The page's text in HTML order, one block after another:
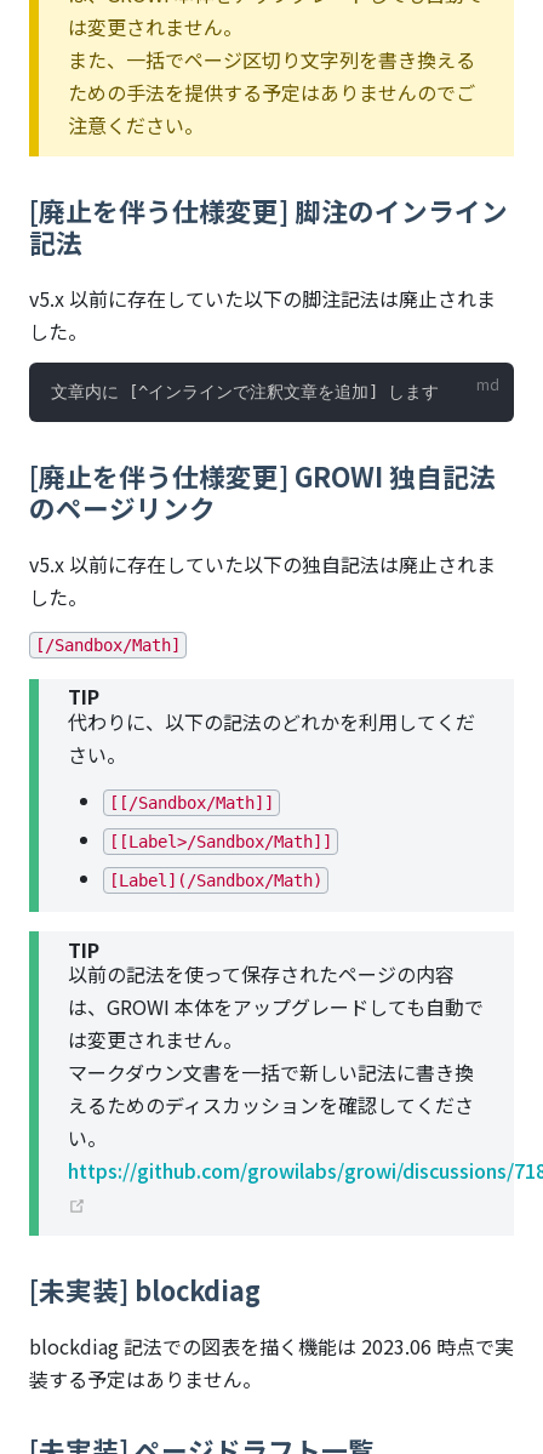
は変更されません。
また、一括でページ区切り文字列を書き換える
ための手法を提供する予定はありませんのでご
注意ください。
[廃止を伴う仕様変更] 脚注のインライン
記法
v5.x 以前に存在していた以下の脚注記法は廃止されま
した。
[廃止を伴う仕様変更] GROWI 独自記法
のページリンク
v5.x 以前に存在していた以下の独自記法は廃止されま
した。
[/Sandbox/Math]
TIP
代わりに、以下の記法のどれかを利用してくだ
さい。
[[/Sandbox/Math]]
[[Label>/Sandbox/Math]]
[Label](/Sandbox/Math)
TIP
以前の記法を使って保存されたページの内容
は、GROWI 本体をアップグレードしても自動で
は変更されません。
マークダウン文書を一括で新しい記法に書き換
えるためのディスカッションを確認してくださ
い。
https://github.com/growilabs/growi/discussions/
[未実装] blockdiag
blockdiag 記法での図表を描く機能は 2023.06 時点で実
装する予定はありません。